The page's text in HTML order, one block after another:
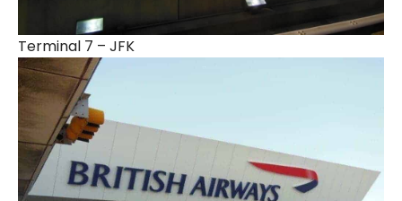
Terminal 7 – JFK